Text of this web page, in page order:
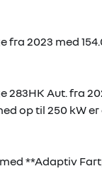
fra 2023 med
283HK Aut. fra
op til 250 kW
**Adaptiv